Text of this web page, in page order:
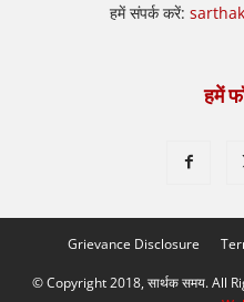
हमें संपर्क करें:
हमें
Grievance Disclosure
© Copyright 2018, सार्थक समय. All